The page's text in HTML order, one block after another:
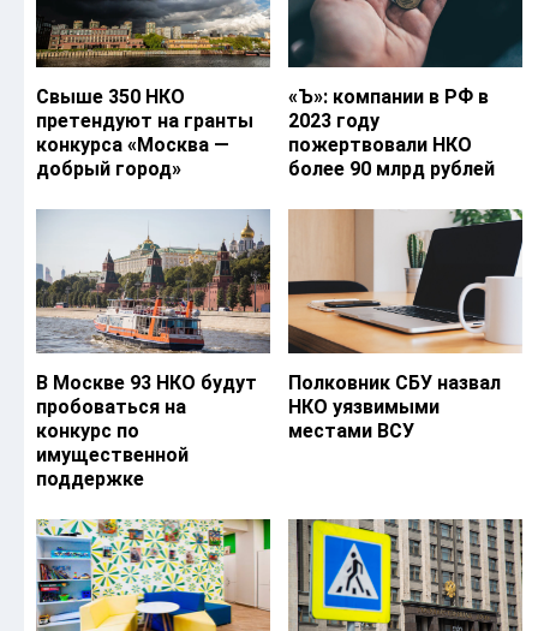
Свыше 350 НКО
претендуют на гранты
конкурса «Москва —
добрый город»
«Ъ‎»: компании в РФ в
2023 году
пожертвовали НКО
более 90 млрд рублей
В Москве 93 НКО будут
пробоваться на
конкурс по
имущественной
поддержке
Полковник СБУ назвал
НКО уязвимыми
местами ВСУ